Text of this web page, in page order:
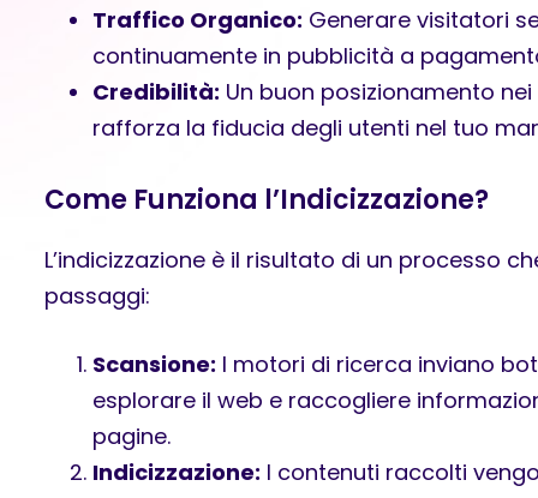
Traffico Organico: Generare visitatori
continuamente in pubblicità a
Credibilità: Un buon posizionamento
rafforza la fiducia degli utenti nel tuo
Come Funziona l’Indicizzazione?
L’indicizzazione è il risultato di un processo
passaggi:
Scansione: I motori di ricerca inviano
esplorare il web e raccogliere
pagine.
Indicizzazione: I contenuti raccolti